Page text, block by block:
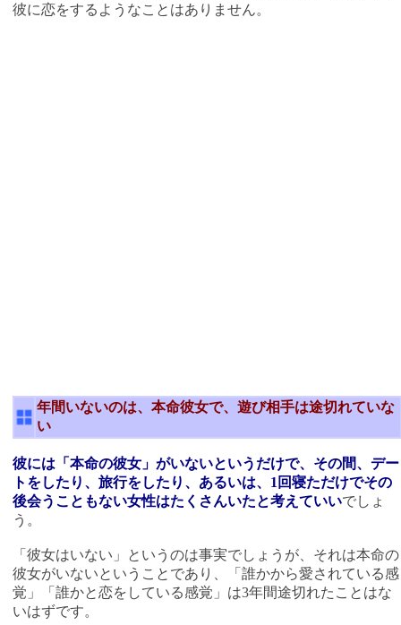
彼に恋をするようなことはありません。
年間いないのは、本命彼女で、遊び相手は途切れていな
い
彼には「本命の彼女」がいないというだけで、その間、デー
トをしたり、旅行をしたり、あるいは、1回寝ただけでその
後会うこともない女性はたくさんいたと考えていいでしょ
う。
「彼女はいない」というのは事実でしょうが、それは本命の
彼女がいないということであり、「誰かから愛されている感
覚」「誰かと恋をしている感覚」は3年間途切れたことはな
いはずです。